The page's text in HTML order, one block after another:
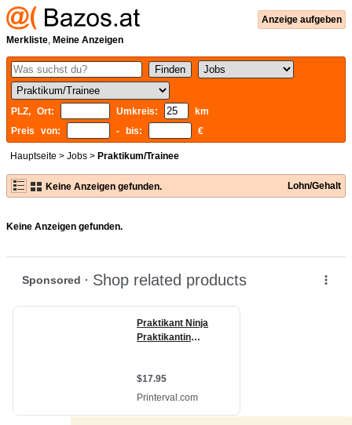
Anzeige aufgeben
Merkliste, Meine Anzeigen
PLZ, Ort: Umkreis:
km
Preis von:
- bis: €
Hauptseite > Jobs > Praktikum/Trainee
Keine Anzeigen gefunden. Lohn/Gehalt
Keine Anzeigen gefunden.